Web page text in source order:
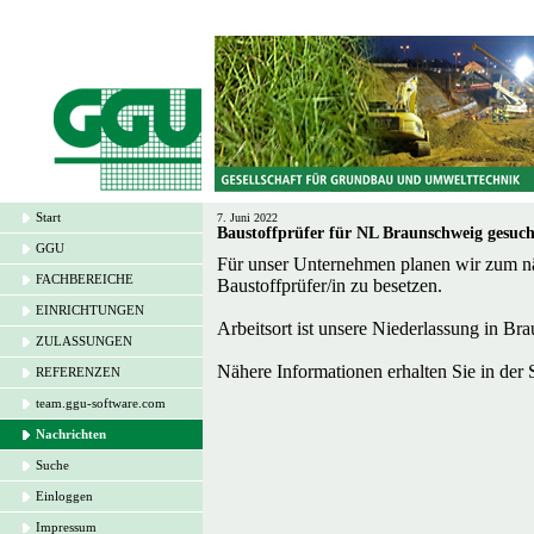
Start
GGU
FACHBEREICHE
EINRICHTUNGEN
ZULASSUNGEN
REFERENZEN
team.ggu-software.com
Nachrichten
Suche
Einloggen
Impressum
7. Juni 2022
Baustoffprüfer für NL Braunschweig
Für unser Unternehmen planen wir zum
Baustoffprüfer/in zu besetzen.
Arbeitsort ist unsere Niederlassung in
Nähere Informationen erhalten Sie in